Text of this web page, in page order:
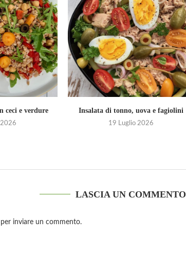
ceci e verdure Insalata di tonno, uova e fagiolini
19 Luglio 2026
LASCIA UN COMMENTO
per inviare un commento.